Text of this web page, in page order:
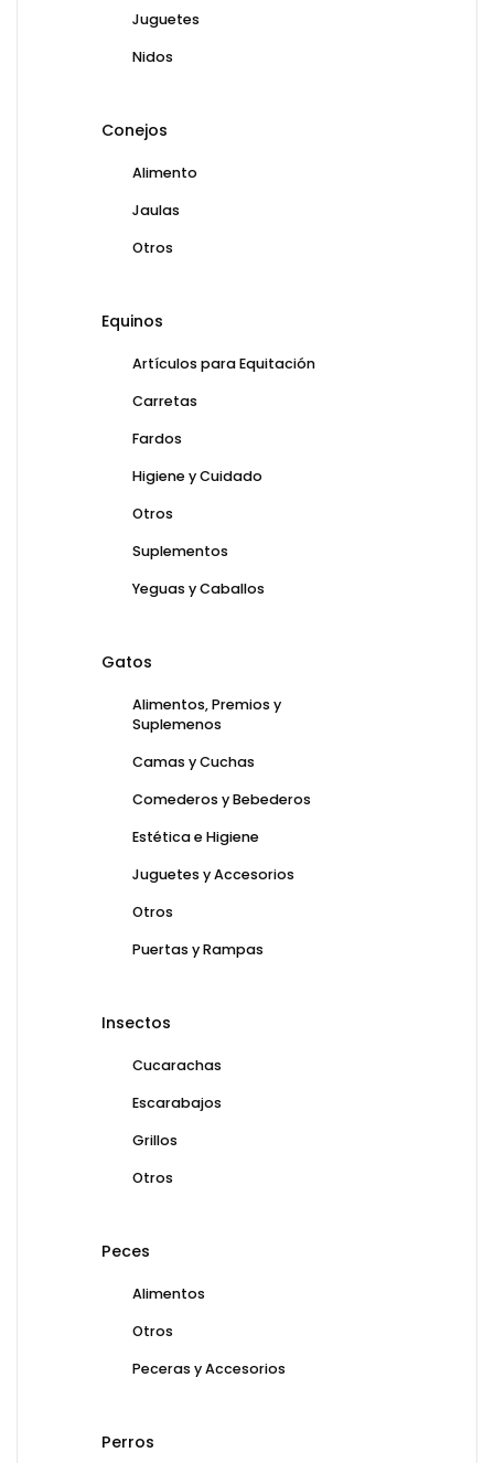
Juguetes
Nidos
Conejos
Alimento
Jaulas
Otros
Equinos
Artículos para Equitación
Carretas
Fardos
Higiene y Cuidado
Otros
Suplementos
Yeguas y Caballos
Gatos
Alimentos, Premios y
Suplemenos
Camas y Cuchas
Comederos y Bebederos
Estética e Higiene
Juguetes y Accesorios
Otros
Puertas y Rampas
Insectos
Cucarachas
Escarabajos
Grillos
Otros
Peces
Alimentos
Otros
Peceras y Accesorios
Perros